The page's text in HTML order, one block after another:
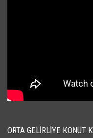
ORTA GELIRLIYE KONUT